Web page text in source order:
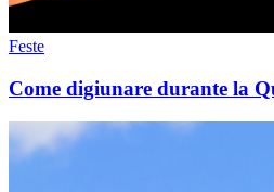
Feste
Come digiunare durante la